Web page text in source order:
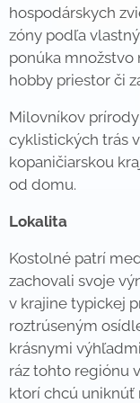
hospodárskych
zóny podľa
ponúka množstvo
hobby priestor či
Milovníkov
cyklistických trás
kopaničiarskou
od domu.
Lokalita
Kostolné patrí
zachovali svoje
v krajine typickej
roztrúseným
krásnymi
ráz tohto regiónu
ktorí chcú uniknúť